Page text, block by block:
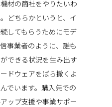
材の商社をやりたいわ
どちらかというと、イ
してもらうためにモデ
事業者のように、誰も
できる状況を生み出す
ドウェアをばら撒くよ
でいます。購入先での
ップ支援や事業サポー